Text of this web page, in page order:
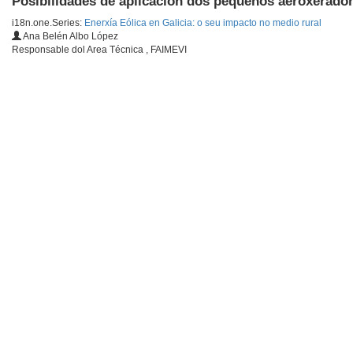
i18n.one.Series: Enerxía Eólica en Galicia: o seu impacto no medio rural
Ana Belén Albo López
Responsable dol Area Técnica , FAIMEVI